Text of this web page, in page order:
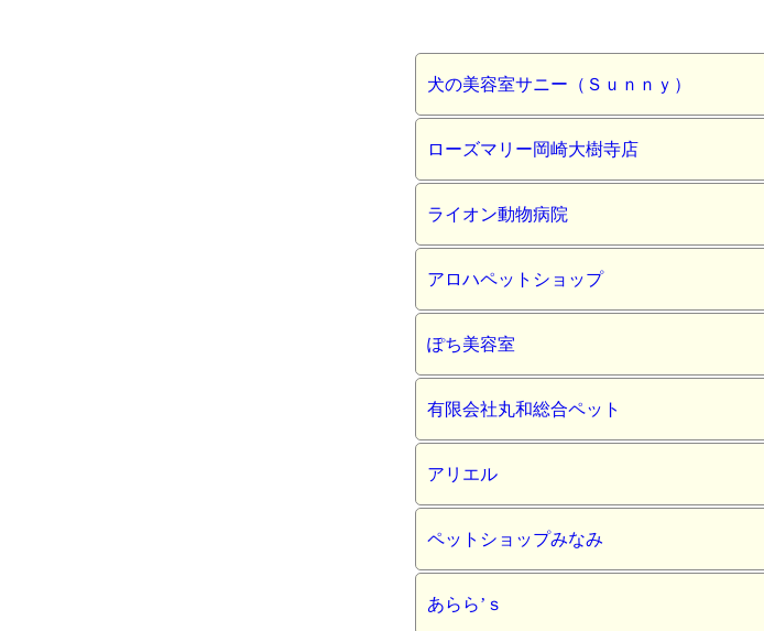
犬の美容室サニー（Ｓｕｎｎｙ）
ローズマリー岡崎大樹寺店
ライオン動物病院
アロハペットショップ
ぽち美容室
有限会社丸和総合ペット
アリエル
ペットショップみなみ
あらら’ｓ